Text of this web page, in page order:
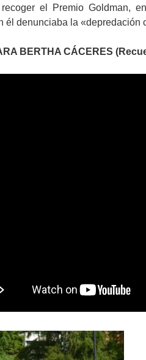
el Premio Goldman,
él denunciaba la «depredación
BERTHA CÁCERES